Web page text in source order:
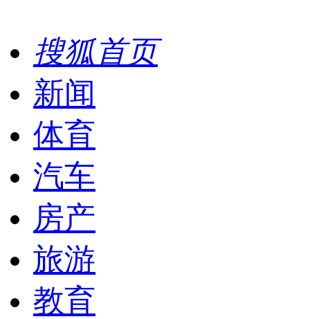
搜狐首页
新闻
体育
汽车
房产
旅游
教育